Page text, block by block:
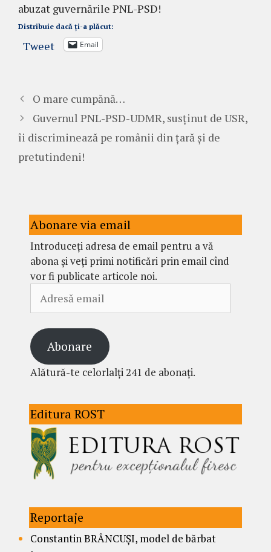
abuzat guvernările PNL-PSD!
Distribuie dacă ți-a plăcut:
Tweet Email
O mare cumpănă…
Guvernul PNL-PSD-UDMR, susținut de USR,
îi discriminează pe românii din țară și de
pretutindeni!
Abonare via email
Introduceți adresa de email pentru a vă
abona și veți primi notificări prin email cînd
vor fi publicate articole noi.
email
Abonare
Alătură-te celorlalți 241 de abonați.
Editura ROST
Reportaje
Constantin BRÂNCUȘI, model de bărbat